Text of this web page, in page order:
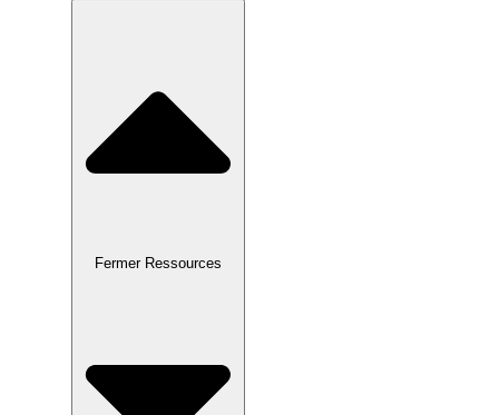
Fermer Ressources